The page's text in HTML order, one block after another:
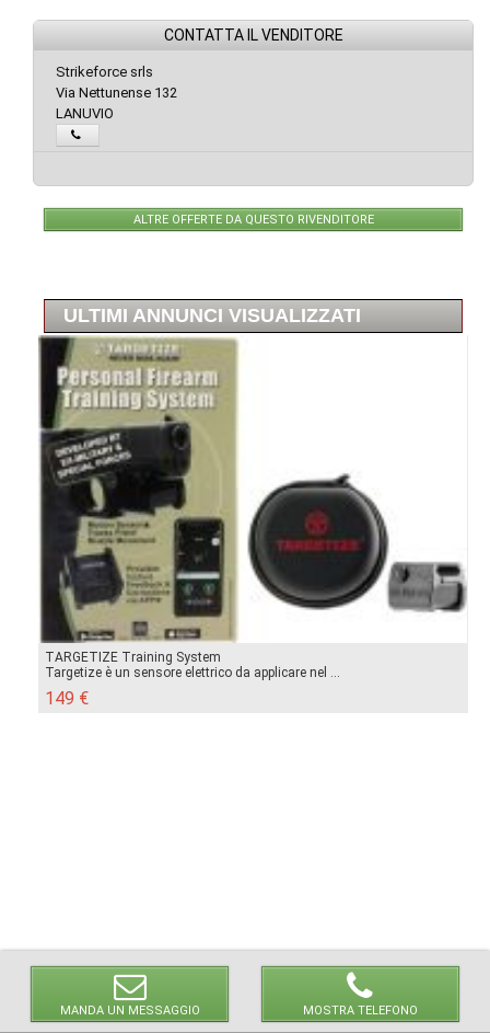
MANDA UN MESSAGGIO MOSTRA TELEFONO
CONTATTA IL VENDITORE
Strikeforce srls
Via Nettunense 132
LANUVIO
ALTRE OFFERTE DA QUESTO RIVENDITORE
ULTIMI ANNUNCI VISUALIZZATI
TARGETIZE Training System
Targetize è un sensore elettrico da applicare nel ...
149 €